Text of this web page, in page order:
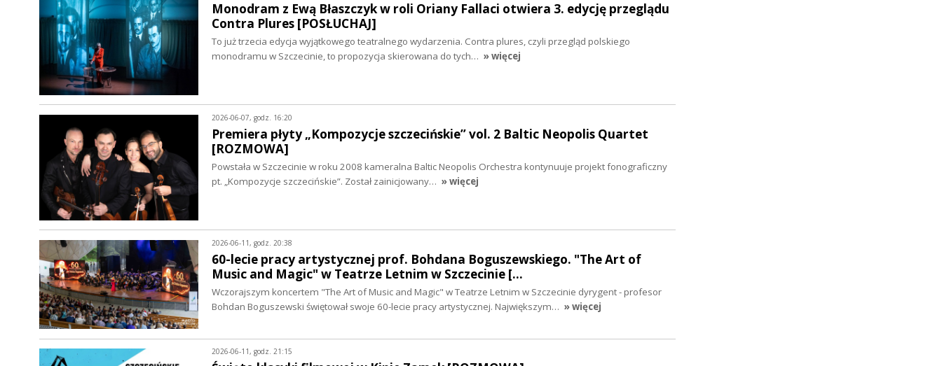
Monodram z Ewą Błaszczyk w roli Oriany Fallaci otwiera 3. edycję przeglądu
Contra Plures [POSŁUCHAJ]
To już trzecia edycja wyjątkowego teatralnego wydarzenia. Contra plures, czyli przegląd polskiego
monodramu w Szczecinie, to propozycja skierowana do tych… » więcej
2026-06-07, godz. 16:20
Premiera płyty „Kompozycje szczecińskie” vol. 2 Baltic Neopolis Quartet
[ROZMOWA]
Powstała w Szczecinie w roku 2008 kameralna Baltic Neopolis Orchestra kontynuuje projekt fonograficzny
pt. „Kompozycje szczecińskie”. Został zainicjowany… » więcej
2026-06-11, godz. 20:38
60-lecie pracy artystycznej prof. Bohdana Boguszewskiego. "The Art of
Music and Magic" w Teatrze Letnim w Szczecinie […
Wczorajszym koncertem "The Art of Music and Magic" w Teatrze Letnim w Szczecinie dyrygent - profesor
Bohdan Boguszewski świętował swoje 60-lecie pracy artystycznej. Największym… » więcej
2026-06-11, godz. 21:15